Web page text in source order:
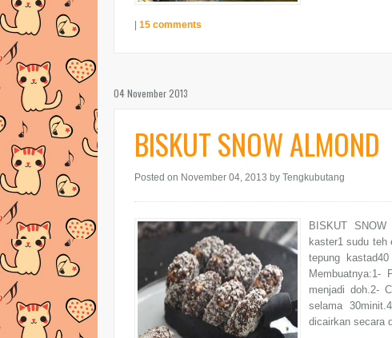
| 15 comments
04 November 2013
BISKUT SNOW ALMOND
Posted on November 04, 2013 by Tengkubutang
BISKUT SNOW
kaster1 sudu teh
tepung
Membuatnya:1-
menjadi doh.2-
selama
dicairkan secara